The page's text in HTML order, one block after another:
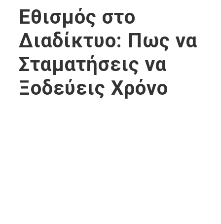
Εθισμός στο
Διαδίκτυο: Πως να
Σταματήσεις να
Ξoδεύεις Χρόνο